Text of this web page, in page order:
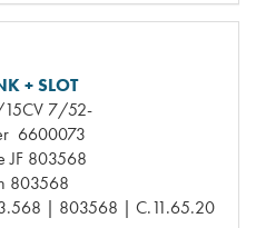
+ SLOT
15CV 7/52-
6600073
JF 803568
803568
| 803568 | C.11.65.20